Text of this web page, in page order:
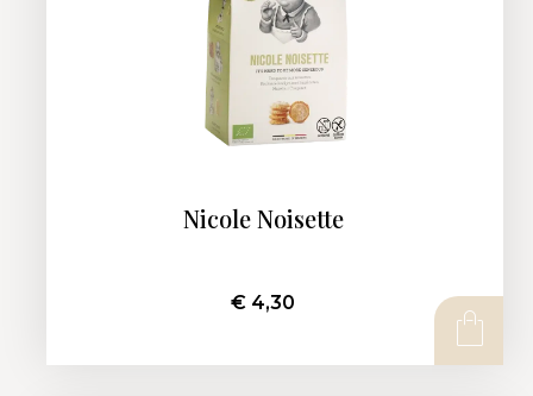
Nicole Noisette
€ 4,30